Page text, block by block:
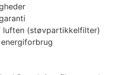
luften (støvpartikkelfilter)